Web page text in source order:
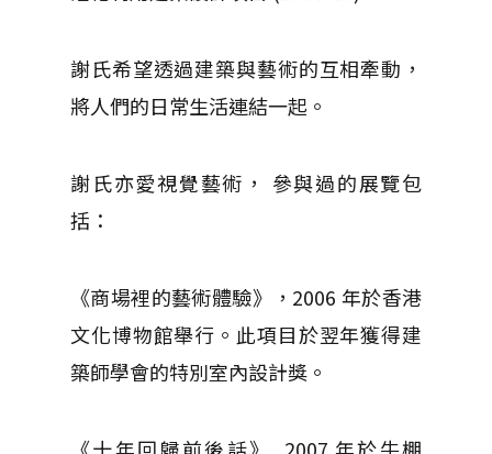
謝氏希望透過建築與藝術的互相牽動，
將人們的日常生活連結一起。
謝氏亦愛視覺藝術， 參與過的展覽包
括：
《商場裡的藝術體驗》，2006 年於香港
文化博物館舉行。此項目於翌年獲得建
築師學會的特別室內設計獎。